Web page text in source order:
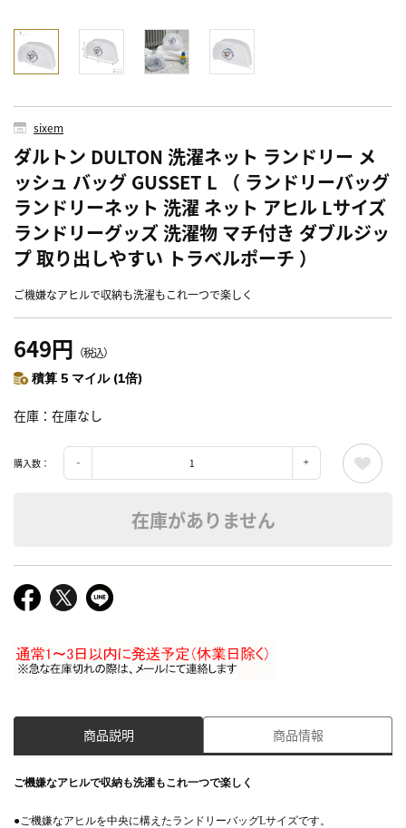
sixem
ダルトン DULTON 洗濯ネット ランドリー メ
ッシュ バッグ GUSSET L （ ランドリーバッグ
ランドリーネット 洗濯 ネット アヒル Lサイズ
ランドリーグッズ 洗濯物 マチ付き ダブルジッ
プ 取り出しやすい トラベルポーチ ）
ご機嫌なアヒルで収納も洗濯もこれ一つで楽しく
649円 （税込）
積算 5 マイル (1倍)
在庫 在庫なし
購入数：
在庫がありません
商品説明 商品情報
ご機嫌なアヒルで収納も洗濯もこれ一つで楽しく
●ご機嫌なアヒルを中央に構えたランドリーバッグLサイズです。